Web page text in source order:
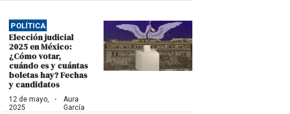
POLÍTICA
Elección judicial
2025 en México:
¿Cómo votar,
cuándo es y cuántas
boletas hay? Fechas
y candidatos
12 de mayo,
2025
·
Aura
García